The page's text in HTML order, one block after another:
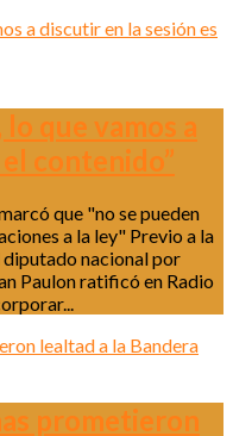
lo que vamos a
contenido”
que "no se pueden
a la ley" Previo a la
diputado nacional por
Paulon ratificó en Radio
prometieron